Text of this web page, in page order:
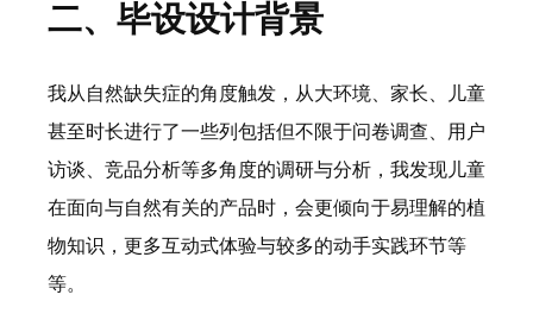
二、毕设设计背景
我从自然缺失症的角度触发，从大环境、家长、儿童
甚至时长进行了一些列包括但不限于问卷调查、用户
访谈、竞品分析等多角度的调研与分析，我发现儿童
在面向与自然有关的产品时，会更倾向于易理解的植
物知识，更多互动式体验与较多的动手实践环节等
等。